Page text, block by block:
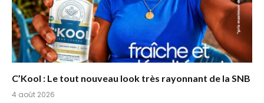
C’Kool : Le tout nouveau look très rayonnant de la SNB
4 août 2026